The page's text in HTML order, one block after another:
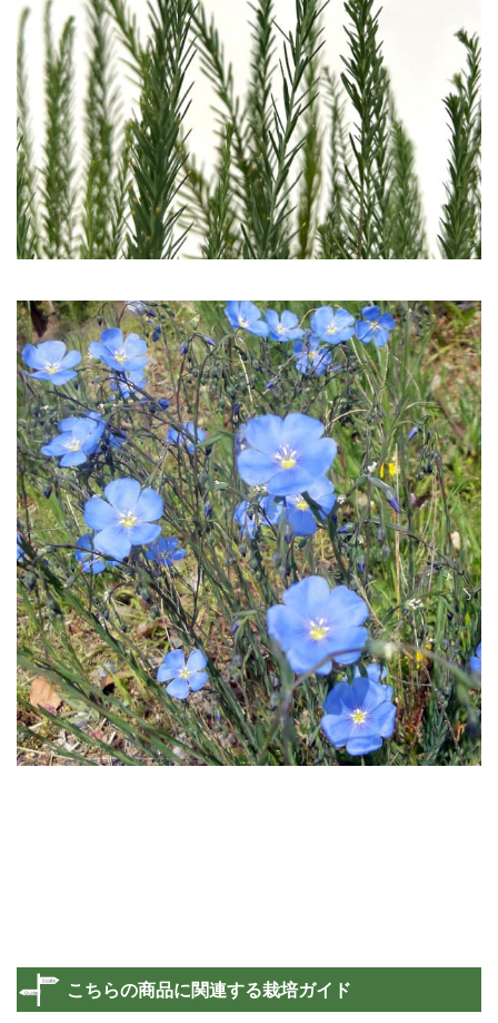
こちらの商品に関連する栽培ガイド